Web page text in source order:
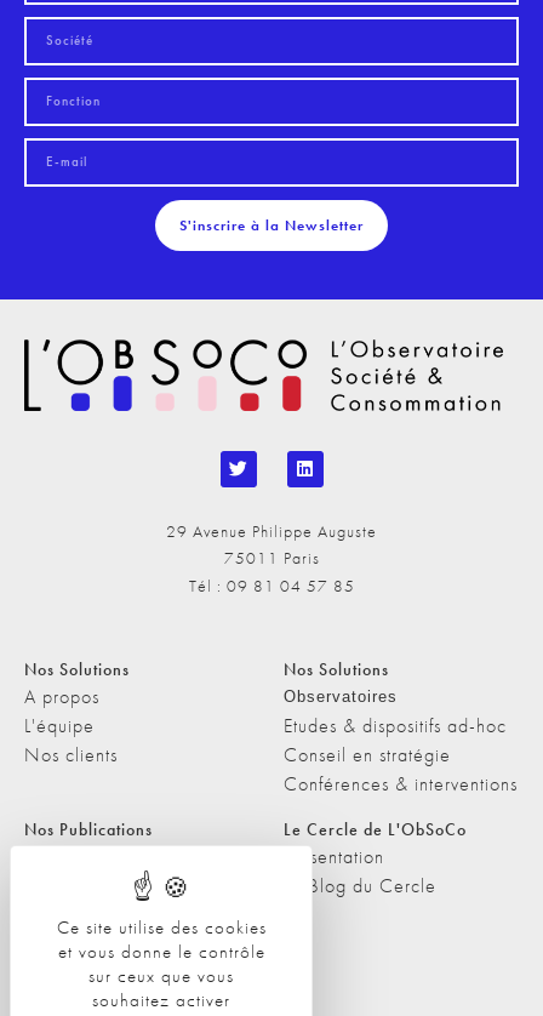
Ce site utilise des cookies
et vous donne le contrôle
sur ceux que vous
souhaitez activer
S'inscrire à la Newsletter
29 Avenue Philippe Auguste
75011 Paris
Tél : 09 81 04 57 85
Nos Solutions
A propos
L'équipe
Nos clients
Nos Solutions
Observatoires
Etudes & dispositifs ad-hoc
Conseil en stratégie
Conférences & interventions
Nos Publications
Les Podcasts de L'ObSoCo
L'ObSoCo dans les médias
Le Cercle de L'ObSoCo
Présentation
Le Blog du Cercle
Contacts
Nous contacter